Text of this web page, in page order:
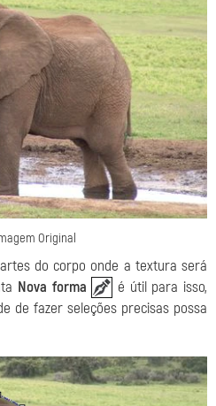
Original
do corpo onde a textura será
Nova forma
é útil para isso,
de fazer seleções precisas possa